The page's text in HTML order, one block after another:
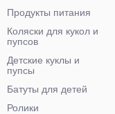
Продукты питания
Коляски для кукол и
пупсов
Детские куклы и
пупсы
Батуты для детей
Ролики